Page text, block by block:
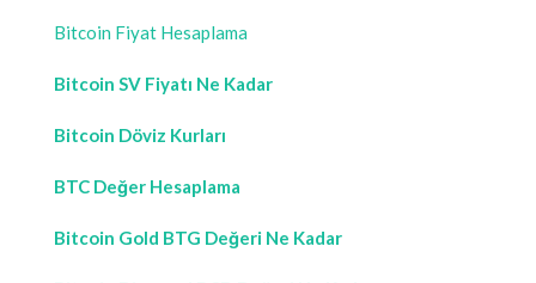
Bitcoin Fiyat Hesaplama
Bitcoin SV Fiyatı Ne Kadar
Bitcoin Döviz Kurları
BTC Değer Hesaplama
Bitcoin Gold BTG Değeri Ne Kadar